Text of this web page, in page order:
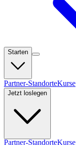
Starten
Partner-StandorteKurse
Jetzt loslegen
Partner-StandorteKurse